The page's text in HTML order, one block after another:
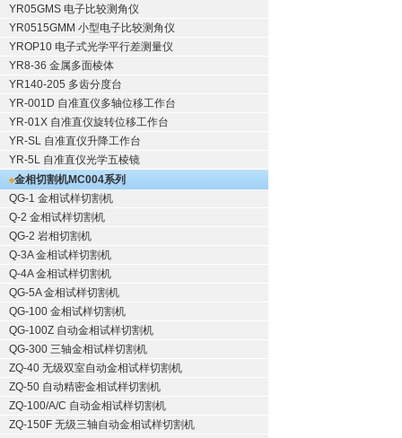
YR05GMS 电子比较测角仪
YR0515GMM 小型电子比较测角仪
YROP10 电子式光学平行差测量仪
YR8-36 金属多面棱体
YR140-205 多齿分度台
YR-001D 自准直仪多轴位移工作台
YR-01X 自准直仪旋转位移工作台
YR-SL 自准直仪升降工作台
YR-5L 自准直仪光学五棱镜
金相切割机MC004系列
QG-1 金相试样切割机
Q-2 金相试样切割机
QG-2 岩相切割机
Q-3A 金相试样切割机
Q-4A 金相试样切割机
QG-5A 金相试样切割机
QG-100 金相试样切割机
QG-100Z 自动金相试样切割机
QG-300 三轴金相试样切割机
ZQ-40 无级双室自动金相试样切割机
ZQ-50 自动精密金相试样切割机
ZQ-100/A/C 自动金相试样切割机
ZQ-150F 无级三轴自动金相试样切割机